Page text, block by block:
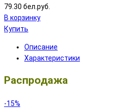
79.30 бел.руб.
В корзинку
Купить
Описание
Характеристики
Распродажа
-15%